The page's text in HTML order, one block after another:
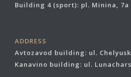
Building 4 (sport): pl. Minina, 7a
ADDRESS
Avtozavod building: ul.
Kanavino building: ul.